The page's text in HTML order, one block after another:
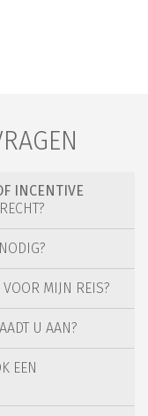
INCENTIVE
MIJN REIS?
U AAN?
EEN